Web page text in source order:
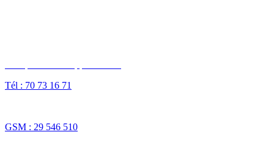
Tél : 70 73 16 71
GSM : 29 546 510